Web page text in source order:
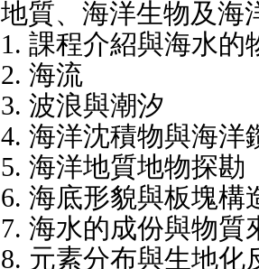
地質、海洋生物及海
1. 課程介紹與海水的
2. 海流
3. 波浪與潮汐
4. 海洋沈積物與海洋
5. 海洋地質地物探勘
6. 海底形貌與板塊構
7. 海水的成份與物質
8. 元素分布與生地化